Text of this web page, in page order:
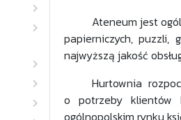
Ateneum jest
papierniczych, puzzli,
najwyższą jakość
Hurtownia
o potrzeby klientów
ogólnopolskim rynku